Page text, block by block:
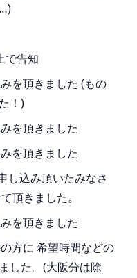
で告知
を頂きました (もの
！)
を頂きました
を頂きました
し込み頂いたみなさ
頂きました。
を頂きました
方に 希望時間などの
した。(大阪分は除